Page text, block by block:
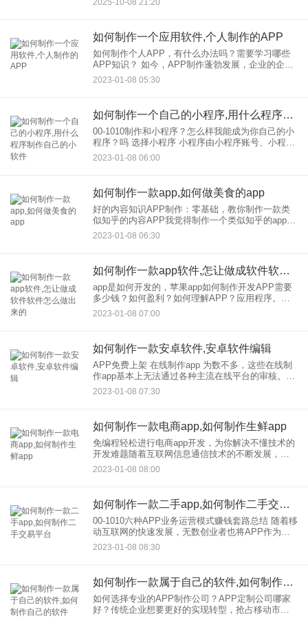
从获客引流、运营提效到数据驱动决策，结合零
如何制作一个应用软件,个人制作的APP
如何制作个人APP，有什么办法吗？需要学习哪些
APP知识？ 如今，APP制作蓬勃发展，企业的企业
和个人都在跟随移动互联网时代的发展趋势。企业
商家开发App软件是针对开发移动电商活动的，有些
2023-01-08 05:30
如何制作一个自己的小程序,用什么程序制作自己的小软件
00-1010制作和小程序？怎么样我能成为你自己的小
程序？吗 选择小程序 小程序由小程序账号、小程序
源代码、服务器和域名组成。在思考制作和小程
序，之前，我们必须先了解小程序是什么，以及它
2023-01-08 06:00
如何制作一款app,如何做美食的app
好的内容知识APP制作：零基础，教你制作一款类
似知乎的内容APP我觉得制作一个类似知乎的app大
概需要多少钱？开发是怎么启动类似知乎的内容知
识APP的？ 以前有个博客分享一些个人经历。希望
2023-01-08 06:30
如何制作一款app软件,怎让做成软件软件怎么做出来的
app是如何开发的，苹果app如何制作开发APP需要
多少钱？如何盈利？如何理解APP？应用程序。移
动APP是移动互联网快速发展的产物。非常热。 如
何理解APP？应用程序。移动APP是移动互联网快
2023-01-08 07:00
如何制作一款安卓软件,安卓软件编辑
APP免费上架 在线制作app 为数不多，这些在线制
作app基本上无法通过各种主流在线平台的审核。当
然目前IOS平台是苹果的APPlication store，安卓平
台也很多。对于91、安卓市场
2023-01-08 07:30
如何制作一款电商app,如何制作生鲜app
免编程轻松进行电商app开发，为你解决不懂技术的
开发难题随着互联网信息通信技术的不断发展，电
商平台逐渐进入人们的日常生活，电商产业成为成
熟的移动产业之一。未来电商会越来越强，所以电
2023-01-08 08:00
如何制作一款二手app,如何制作二手交易平台
00-1010六种APP业务运营模式赚钱套路总结 随着移
动互联网的快速发展，无数创业者也将APP作为自
己的创业项目。那么，开发的APP如何盈利呢？开
发生产一款好的APP产品，却不能给企业，带来利
2023-01-08 08:30
如何制作一款属于自己的软件,如何制作自己的软件
如何选择专业的APP制作公司？APP定制公司哪家
好？传统企业想要更好的实现转型，抢占移动市